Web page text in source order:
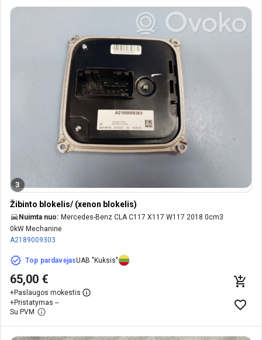
3
Žibinto blokelis/ (xenon blokelis)
Nuimta nuo: Mercedes-Benz CLA C117 X117 W117 2018 0cm3
0kW Mechaninė
A2189009303
Top pardavėjasUAB "Kuksis"
65,00 €
+Paslaugos mokestis
+Pristatymas --
Su PVM